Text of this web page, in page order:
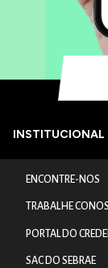
INSTITUCIONAL
ENCONTRE-NOS
TRABALHE
PORTAL DO
SAC DO SEBRAE